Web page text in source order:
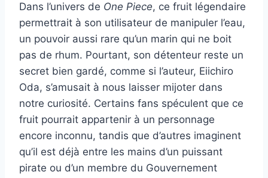
Dans l’univers de One Piece, ce fruit légendaire
permettrait à son utilisateur de manipuler l’eau,
un pouvoir aussi rare qu’un marin qui ne boit
pas de rhum. Pourtant, son détenteur reste un
secret bien gardé, comme si l’auteur, Eiichiro
Oda, s’amusait à nous laisser mijoter dans
notre curiosité. Certains fans spéculent que ce
fruit pourrait appartenir à un personnage
encore inconnu, tandis que d’autres imaginent
qu’il est déjà entre les mains d’un puissant
pirate ou d’un membre du Gouvernement